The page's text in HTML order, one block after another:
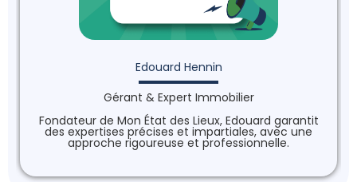
Edouard Hennin
Gérant & Expert Immobilier
Fondateur de Mon État des Lieux, Edouard garantit
des expertises précises et impartiales, avec une
approche rigoureuse et professionnelle.